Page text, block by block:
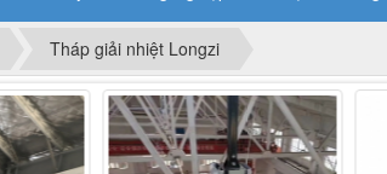
Tháp giải nhiệt Longzi